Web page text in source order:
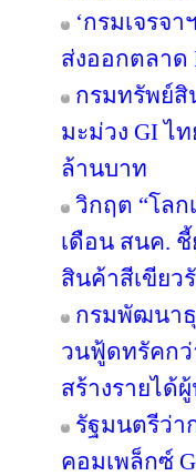
‘กรมเจรจ
ส่งออกตลาด
กรมทรัพย์
มะม่วง GI ไ
ล้านบาท
วิกฤต “โลก
เดือน สนค.
สินค้าสีเขียว
กรมพัฒนาธุ
วนฟู้ดทรัคกว่
สร้างรายได้
รัฐมนตรีว่า
คอมเพล็กซ์